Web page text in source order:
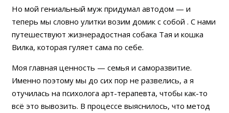
Но мой гениальный муж придумал автодом — и
теперь мы словно улитки возим домик с собой . С нами
путешествуют жизнерадостная собака Тая и кошка
Вилка, которая гуляет сама по себе.
Моя главная ценность — семья и саморазвитие.
Именно поэтому мы до сих пор не развелись, а я
отучилась на психолога арт-терапевта, чтобы как-то
всё это вывозить. В процессе выяснилось, что метод